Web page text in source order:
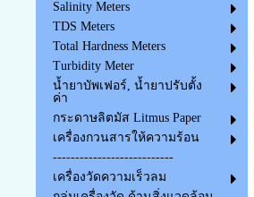
Salinity Meters
TDS Meters
Total Hardness Meters
Turbidity Meter
น้ำยาบัพเฟอร์, น้ำยาปรับตั้ง
ค่า
กระดาษลิตมัส Litmus Paper
เครื่องกวนสารให้ความร้อน
---------------------------
เครื่องวัดความเร็วลม